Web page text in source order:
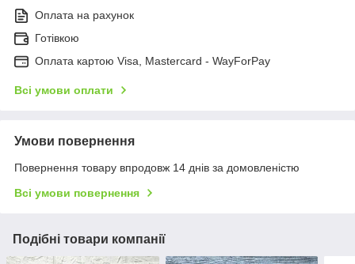
Оплата на рахунок
Готівкою
Оплата картою Visa, Mastercard - WayForPay
Всі умови оплати
Умови повернення
Повернення товару впродовж 14 днів за домовленістю
Всі умови повернення
Подібні товари компанії